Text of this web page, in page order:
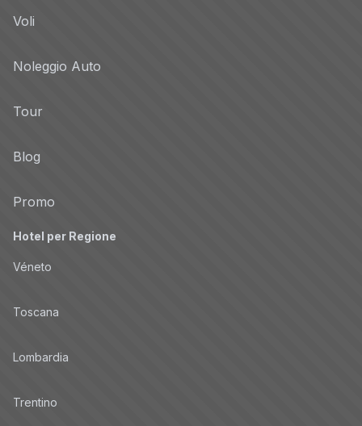
Voli
Noleggio Auto
Tour
Blog
Promo
Hotel per Regione
Véneto
Toscana
Lombardia
Trentino